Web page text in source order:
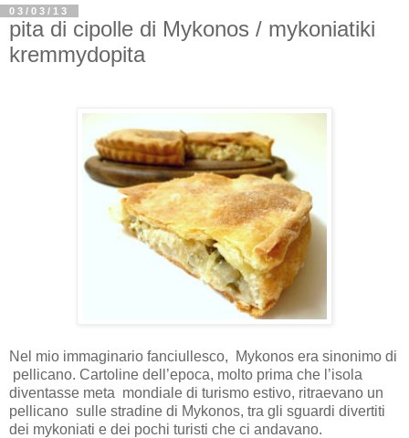
03/03/13
pita di cipolle di Mykonos / mykoniatiki
kremmydopita
Nel mio immaginario fanciullesco,
Mykonos era sinonimo di
pellicano. Cartoline dell’epoca, molto prima che l’isola
diventasse meta mondiale di turismo estivo, ritraevano un
pellicano sulle stradine di Mykonos, tra gli sguardi divertiti
dei mykoniati e dei pochi turisti che ci andavano.